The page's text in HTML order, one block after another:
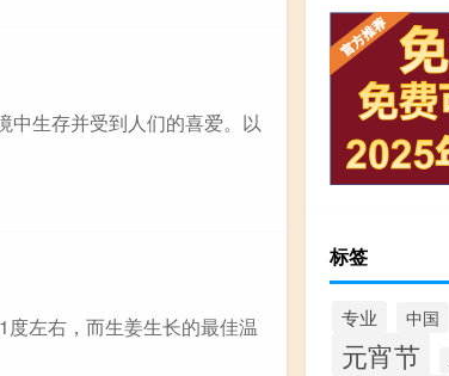
中生存并受到人们的喜爱。以
左右，而生姜生长的最佳温
标签
专业 中国
元宵节